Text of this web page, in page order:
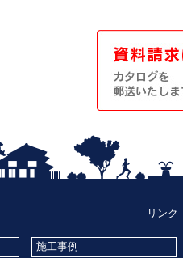
リンク
施工事例